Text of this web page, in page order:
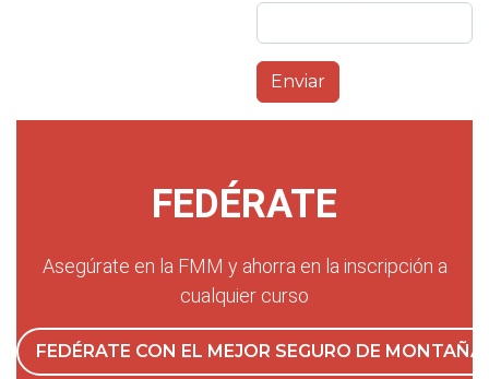
Enviar
FEDÉRATE
Asegúrate en la FMM y ahorra en la inscripción a
cualquier curso
FEDÉRATE CON EL MEJOR SEGURO DE MONTAÑA